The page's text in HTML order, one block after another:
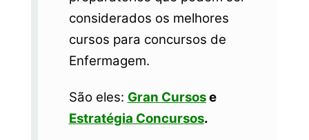
considerados os melhores
cursos para concursos de
Enfermagem.
São eles: Gran Cursose
Estratégia Concursos.